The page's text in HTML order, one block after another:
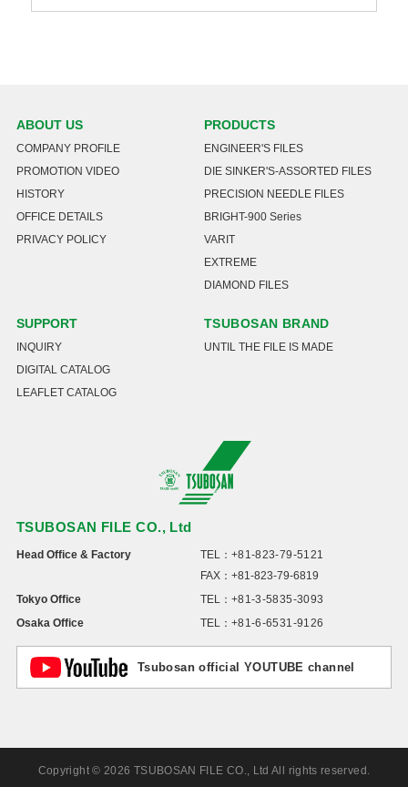
TSUBOSAN FILE CO., Ltd
Head Office & Factory TEL： +81-823-79-5121
FAX：+81-823-79-6819
Tokyo Office
TEL： +81-3-5835-3093
Osaka Office
TEL： +81-6-6531-9126
Tsubosan official YOUTUBE channel
ABOUT US
COMPANY PROFILE
PROMOTION VIDEO
HISTORY
OFFICE DETAILS
PRIVACY POLICY
PRODUCTS
ENGINEER'S FILES
DIE SINKER'S-ASSORTED FILES
PRECISION NEEDLE FILES
BRIGHT-900 Series
VARIT
EXTREME
DIAMOND FILES
SUPPORT
INQUIRY
DIGITAL CATALOG
LEAFLET CATALOG
TSUBOSAN BRAND
UNTIL THE FILE IS MADE
Copyright © 2026 TSUBOSAN FILE CO., Ltd All rights reserved.